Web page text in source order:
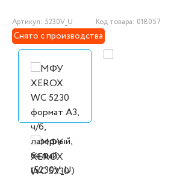
Артикул: 5230V_U Код товара: 018057
Снято с производства